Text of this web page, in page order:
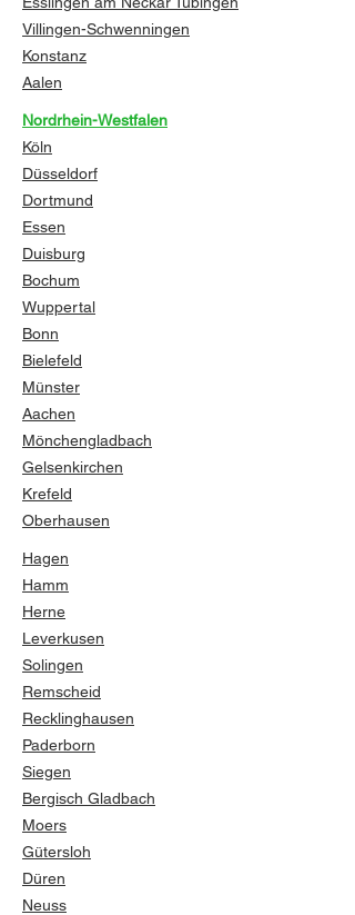
Villingen-Schwenningen
Konstanz
Aalen
Nordrhein-Westfalen
Köln
Düsseldorf
Dortmund
Essen
Duisburg
Bochum
Wuppertal
Bonn
Bielefeld
Münster
Aachen
Mönchengladbach
Gelsenkirchen
Krefeld
Oberhausen
Hagen
Hamm
Herne
Leverkusen
Solingen
Remscheid
Recklinghausen
Paderborn
Siegen
Bergisch Gladbach
Moers
Gütersloh
Düren
Neuss